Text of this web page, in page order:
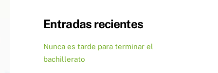
Entradas recientes
Nunca es tarde para terminar el
bachillerato